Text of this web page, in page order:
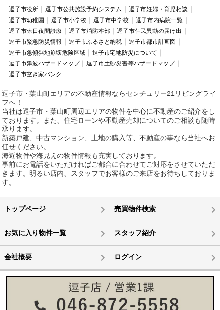
逗子市役所 逗子市公共施設予約システム
逗子市妊婦・育児相談
逗子市幼稚園
逗子市小学校 逗子市中学校
逗子市内病院一覧
逗子市休日夜間診療
逗子市消防本部
逗子市住民異動の届け出
逗子市緊急防災情報
逗子市ふるさと納税
逗子市都市計画図
逗子市急傾斜地崩壊危険区域
逗子市宅地防災について
逗子市津波ハザードマップ
逗子市土砂災害等ハザードマップ
逗子市空き家バンク
逗子市・葉山町エリアの不動産情報ならセンチュリー21リビングライ
フへ！
当社は逗子市・葉山町周辺エリアの物件を中心に不動産のご紹介をし
ております。また、住宅ローンや不動産売却についてのご相談も随時
承ります。
新築戸建、中古マンション、土地の購入等、不動産の事なら当社へお
任せください。
海近物件や海見えの物件情報も充実しております。
事前にお電話をいただければご都合に合わせてご対応をさせていただ
きます。明るい店内、スタッフでお客様のご来店をお待ちしておりま
す。
トップページ 売買物件検索
お気に入り物件一覧 スタッフ紹介
会社概要 ログイン